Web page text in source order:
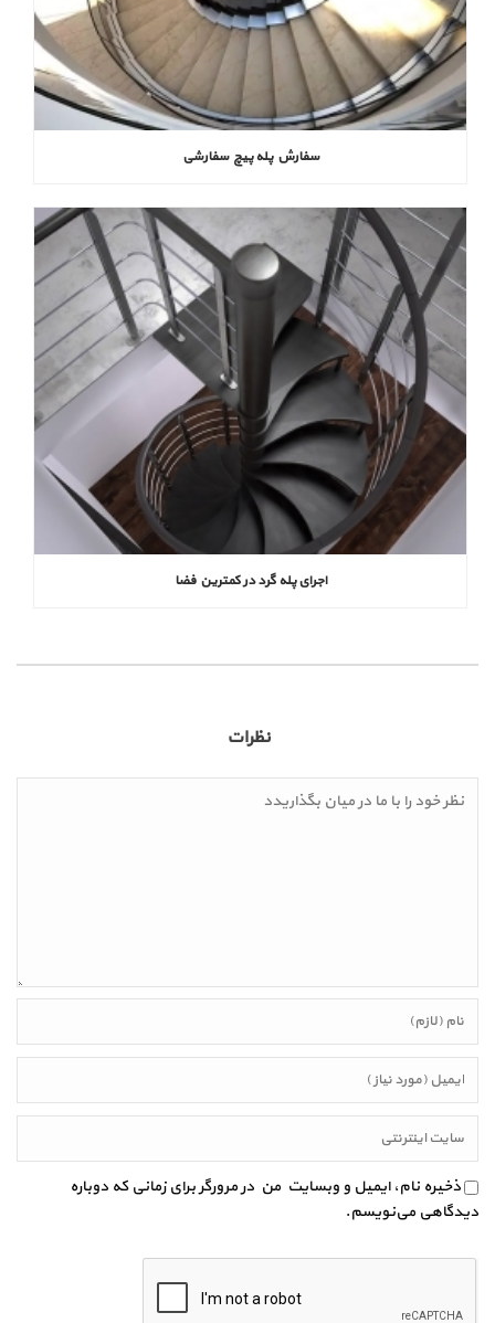
سفارش پله پیچ سفارشی
اجرای پله گرد در کمترین فضا
نظرات
ذخیره نام، ایمیل و وبسایت من در مرورگر برای زمانی که دوباره
دیدگاهی می‌نویسم.